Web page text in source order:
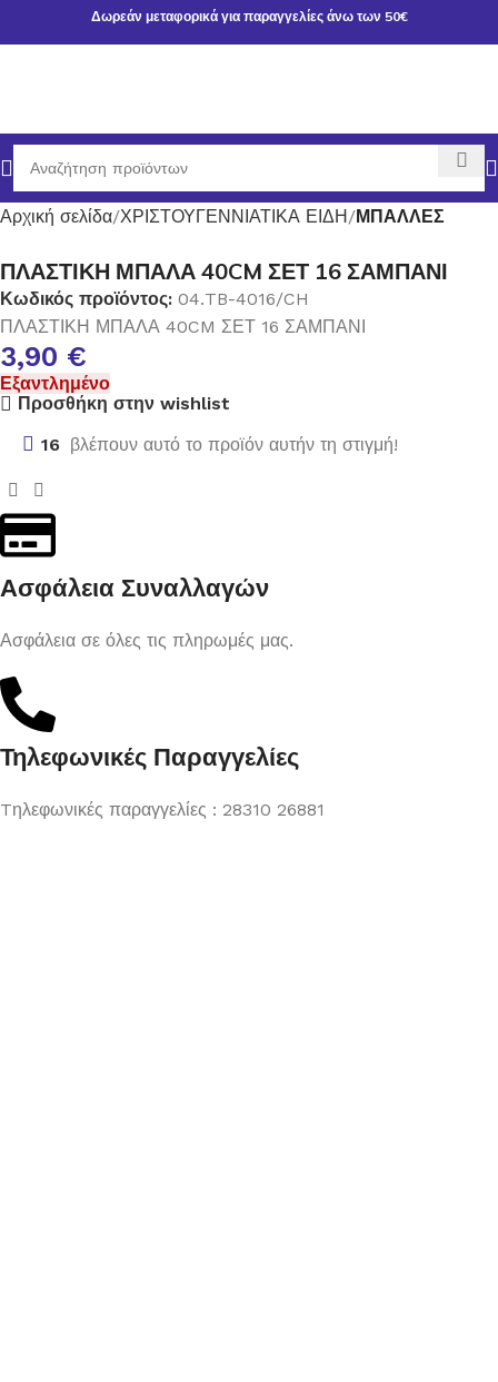
Δωρεάν μεταφορικά για παραγγελίες άνω των 50€
Αρχική σελίδα ΧΡΙΣΤΟΥΓΕΝΝΙΑΤΙΚΑ ΕΙΔΗ ΜΠΑΛΛΕΣ
ΠΛΑΣΤΙΚΗ ΜΠΑΛΑ 40CM ΣΕΤ 16 ΣΑΜΠΑΝΙ
Κωδικός προϊόντος: 04.TB-4016/CH
ΠΛΑΣΤΙΚΗ ΜΠΑΛΑ 40CM ΣΕΤ 16 ΣΑΜΠΑΝΙ
3,90 €
Εξαντλημένο
Προσθήκη στην wishlist
16 βλέπουν αυτό το προϊόν αυτήν τη στιγμή!
Ασφάλεια Συναλλαγών
Ασφάλεια σε όλες τις πληρωμές μας.
Τηλεφωνικές Παραγγελίες
Tηλεφωνικές παραγγελίες : 28310 26881